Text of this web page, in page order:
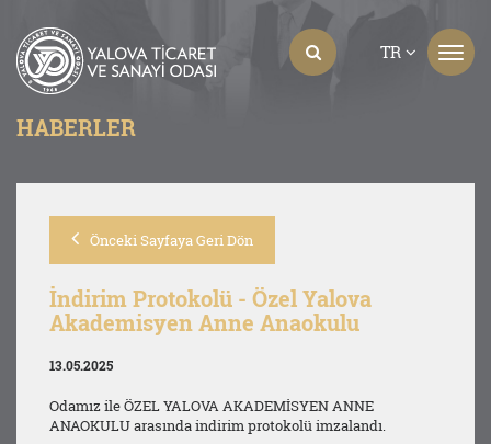
TR
HABERLER
Önceki Sayfaya Geri Dön
İndirim Protokolü - Özel Yalova
Akademisyen Anne Anaokulu
13.05.2025
Odamız ile ÖZEL YALOVA AKADEMİSYEN ANNE
ANAOKULU arasında indirim protokolü imzalandı.